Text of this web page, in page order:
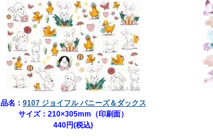
品名： 9107 ジョイフル バニーズ＆ダックス
サイズ：210×305mm（印刷面）
440円(税込)